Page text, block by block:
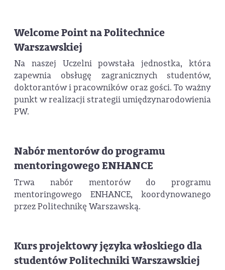
Welcome Point na Politechnice
Warszawskiej
Na naszej Uczelni powstała jednostka, która
zapewnia obsługę zagranicznych studentów,
doktorantów i pracowników oraz gości. To ważny
punkt w realizacji strategii umiędzynarodowienia
PW.
Nabór mentorów do programu
mentoringowego ENHANCE
Trwa nabór mentorów do programu
mentoringowego ENHANCE, koordynowanego
przez Politechnikę Warszawską.
Kurs projektowy języka włoskiego dla
studentów Politechniki Warszawskiej